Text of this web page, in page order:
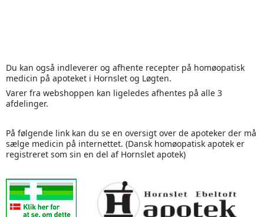
Du kan også indleverer og afhente recepter på homøopatisk
medicin på apoteket i Hornslet og Løgten.
Varer fra webshoppen kan ligeledes afhentes på alle 3
afdelinger.
På følgende link kan du se en oversigt over de apoteker der må
sælge medicin på internettet. (Dansk homøopatisk apotek er
registreret som sin en del af Hornslet apotek)